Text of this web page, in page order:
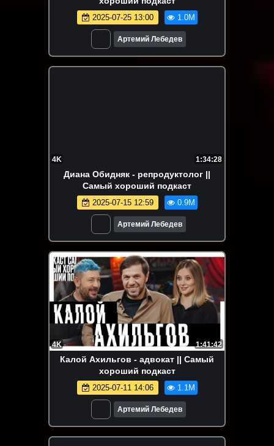
2025-07-25 13:00 1.0M
Артемий Лебедев
4K 1:34:28
Диана Обидняк - репродуктолог ||
Самый хороший подкаст
2025-07-15 12:59 0.9M
Артемий Лебедев
4K 1:41:42
Калой Ахильгов - адвокат || Самый
хороший подкаст
2025-07-11 14:06 1.1M
Артемий Лебедев